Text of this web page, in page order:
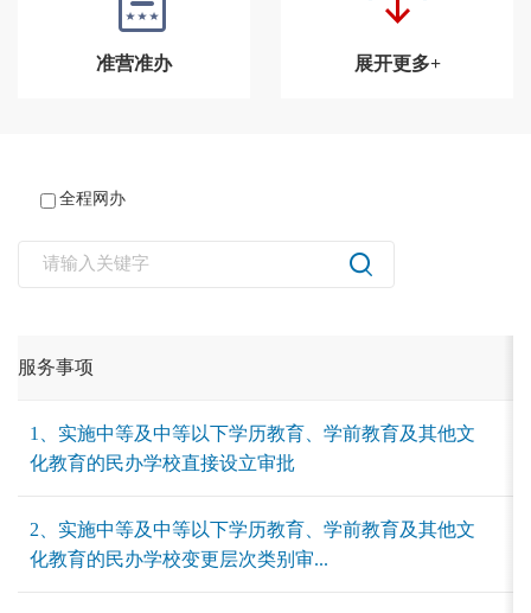
准营准办 展开更多+
全程网办